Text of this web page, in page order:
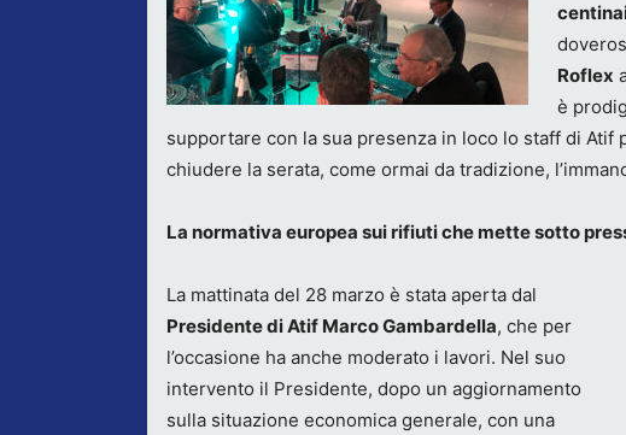
Roflex
è
supportare con la sua presenza in loco lo staff di Atif
chiudere la serata, come ormai da tradizione,
La normativa europea sui rifiuti che mette sotto
La mattinata del 28 marzo è stata aperta dal
Presidente di Atif Marco Gambardella, che per
l’occasione ha anche moderato i lavori. Nel suo
intervento il Presidente, dopo un aggiornamento
sulla situazione economica generale, con una